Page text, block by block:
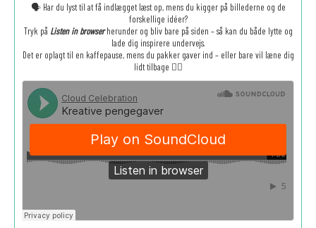
🗣️ Har du lyst til at få indlægget læst op, mens du kigger på billederne og de
forskellige idéer?
Tryk på Listen in browserherunder og bliv bare på siden – så kan du både lytte og
lade dig inspirere undervejs.
Det er oplagt til en kaffepause, mens du pakker gaver ind – eller bare vil læne dig
lidt tilbage 🧘‍♀️